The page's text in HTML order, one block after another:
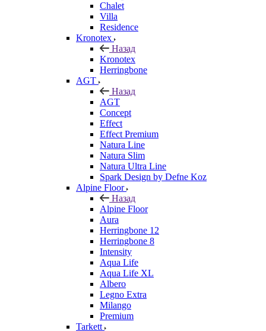
Chalet
Villa
Residence
Kronotex
Назад
Kronotex
Herringbone
AGT
Назад
AGT
Concept
Effect
Effect Premium
Natura Line
Natura Slim
Natura Ultra Line
Spark Design by Defne Koz
Alpine Floor
Назад
Alpine Floor
Aura
Herringbone 12
Herringbone 8
Intensity
Aqua Life
Aqua Life XL
Albero
Legno Extra
Milango
Premium
Tarkett